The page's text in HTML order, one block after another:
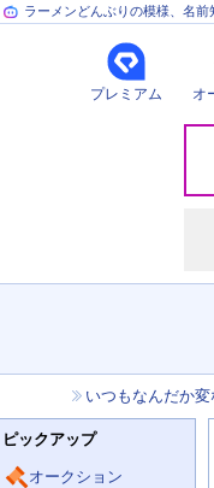
ラーメンどんぶりの模様、名前
プレミアム オ
災
ら
せ
いつもなんだか
ピックアップ
オークション